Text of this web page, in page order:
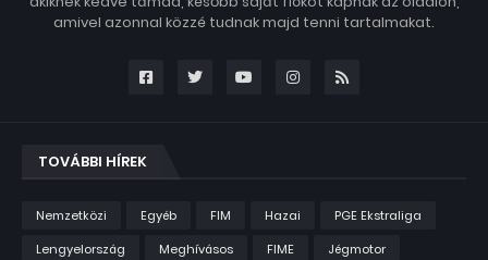
amivel azonnal közzé tudnak majd tenni tartalmakat.
TOVÁBBI HÍREK
Nemzetközi Egyéb FIM Hazai
PGE Ekstraliga
Lengyelország
Meghívásos FIME
Jégmotor